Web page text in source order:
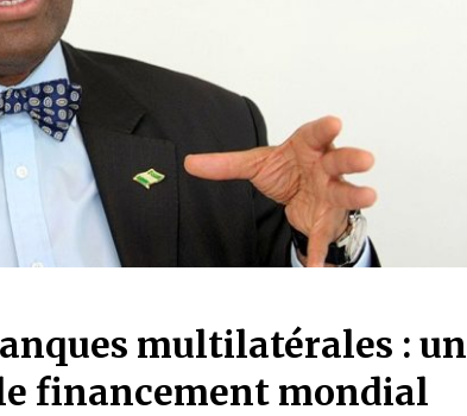
multilatérales : un
financement mondial